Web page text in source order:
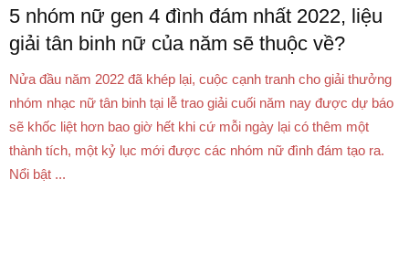
5 nhóm nữ gen 4 đình đám nhất 2022, liệu
giải tân binh nữ của năm sẽ thuộc về?
Nửa đầu năm 2022 đã khép lại, cuộc cạnh tranh cho giải thưởng
nhóm nhạc nữ tân binh tại lễ trao giải cuối năm nay được dự báo
sẽ khốc liệt hơn bao giờ hết khi cứ mỗi ngày lại có thêm một
thành tích, một kỷ lục mới được các nhóm nữ đình đám tạo ra.
Nổi bật ...